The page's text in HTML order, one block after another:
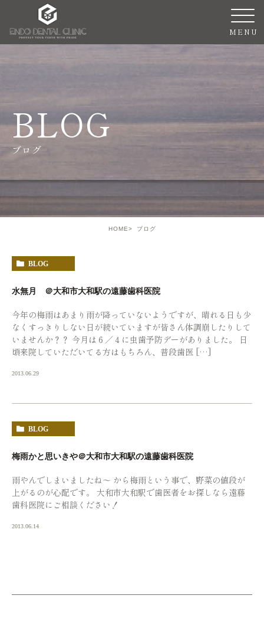
BLOG
ブログ
HOME ブログ
BLOG
水無月 ＠大和市大和駅の遠藤歯科医院
今年の梅雨はあまり雨が降っていないようですが、晴れる日も少
なくすっきりしない日が続いていますが皆さん体調崩したりして
いませんか？？ 今月は６／４に虫歯予防デーがありました。 日
頃来院していただいてる方はもちろん、普段歯医 […]
2013.06.29
BLOG
梅雨かと思いきや＠大和市大和駅の遠藤歯科医院
雨やんでしまいましたね〜 から梅雨という事で、野菜の値段が
上がるのが心配です。 大和市大和駅で歯医者をお探しなら遠藤
歯科医院にご相談ください！
2013.06.14